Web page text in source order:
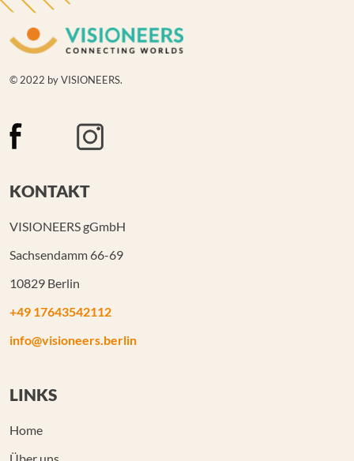
© 2022 by VISIONEERS.
KONTAKT
VISIONEERS gGmbH
Sachsendamm 66-69
10829 Berlin
+49 17643542112
info@visioneers.berlin
LINKS
Home